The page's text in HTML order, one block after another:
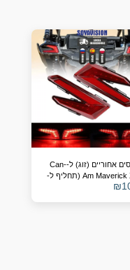
פנסים אחוריים (זוג) ל-Can-
Am Maverick X3 (תחליף ל-
OEM